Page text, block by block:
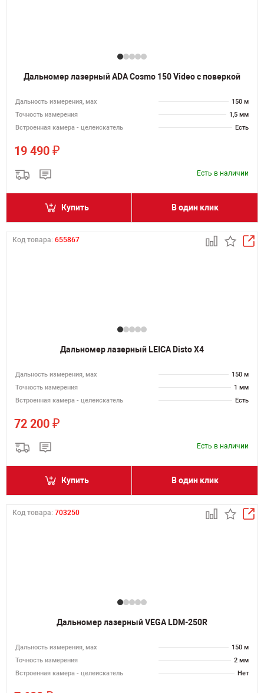
Дальномер лазерный ADA Cosmo 150 Video с поверкой
Дальность измерения, мах
150 м
Точность измерения
1,5 мм
Встроенная камера - целеискатель
Есть
19 490 ₽
Есть в наличии
Купить В один клик
Код товара: 655867
Дальномер лазерный LEICA Disto X4
Дальность измерения, мах
150 м
Точность измерения
1 мм
Встроенная камера - целеискатель
Есть
72 200 ₽
Есть в наличии
Купить В один клик
Код товара: 703250
Дальномер лазерный VEGA LDM-250R
Дальность измерения, мах
150 м
Точность измерения
2 мм
Встроенная камера - целеискатель
Нет